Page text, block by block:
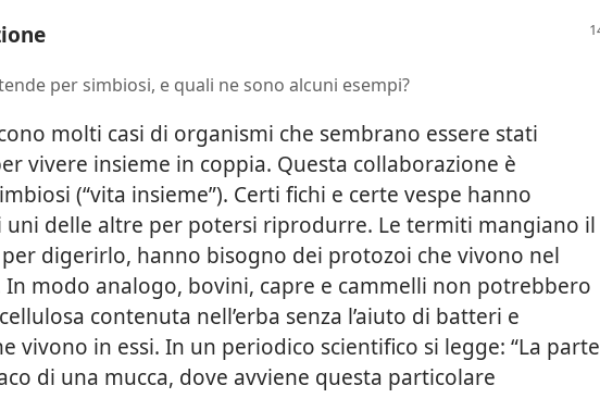
per simbiosi, e quali ne sono alcuni esempi?
molti casi di organismi che sembrano essere stati
vivere insieme in coppia. Questa collaborazione è
(“vita insieme”). Certi fichi e certe vespe hanno
uni delle altre per potersi riprodurre. Le termiti mangiano il
digerirlo, hanno bisogno dei protozoi che vivono nel
modo analogo, bovini, capre e cammelli non potrebbero
contenuta nell’erba senza l’aiuto di batteri e
vivono in essi. In un periodico scientifico si legge: “La parte
di una mucca, dove avviene questa particolare